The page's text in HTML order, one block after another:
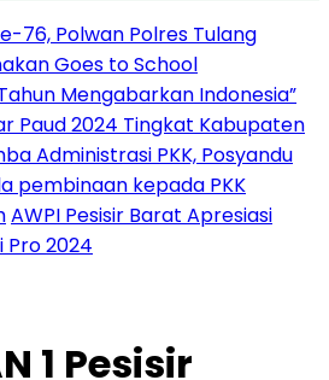
76, Polwan Polres Tulang
Goes to School
Mengabarkan Indonesia”
Paud 2024 Tingkat Kabupaten
Administrasi PKK, Posyandu
pembinaan kepada PKK
AWPI Pesisir Barat Apresiasi
Pro 2024
1 Pesisir